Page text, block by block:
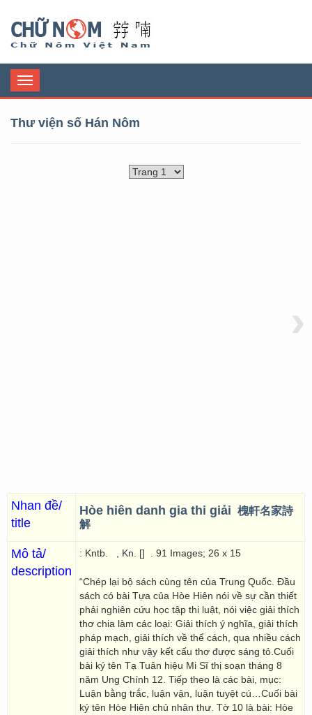
Toggle
navigation
Thư viện số Hán Nôm
›
Nhan đề/
title
Hòe hiên danh gia thi giải 槐軒名家詩
解
Mô tả/
description
: Kntb. , Kn. [] . 91 Images; 26 x 15
“Chép lại bộ sách cùng tên của Trung Quốc. Đầu
sách có bài Tựa của Hòe Hiên nói về sự cần thiết
phải nghiên cứu học tập thi luật, nói việc giải thích
thơ chia làm các loại: Giải thích ý nghĩa, giải thích
pháp mạch, giải thích về thể cách, qua nhiều cách
giải thích như vậy kết cấu thơ được sáng tỏ.Cuối
bài ký tên Tạ Tuân hiệu Mi Sĩ thị soạn tháng 8
năm Ung Chính 12. Tiếp theo là các bài, mục:
Luận bằng trắc, luận vận, luận tuyệt cú…Cuối bài
ký tên Hòe Hiên chủ nhân thư. Tờ 10 là bài: Hòe